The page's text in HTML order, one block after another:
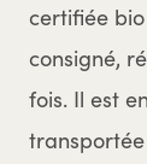
certifiée
consigné,
fois. Il est